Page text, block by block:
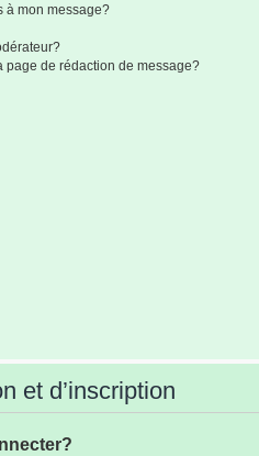
à mon message?
page de rédaction de message?
et d’inscription